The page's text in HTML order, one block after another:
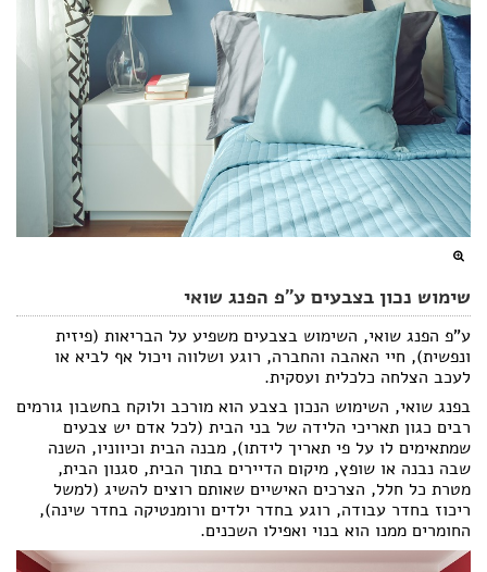
שימוש נכון בצבעים ע"פ הפנג שואי
ע"פ הפנג שואי, השימוש בצבעים משפיע על הבריאות (פיזית
ונפשית), חיי האהבה והחברה, רוגע ושלווה ויכול אף לביא או
לעכב הצלחה כלכלית ועסקית.
בפנג שואי, השימוש הנכון בצבע הוא מורכב ולוקח בחשבון גורמים
רבים כגון תאריכי הלידה של בני הבית (לכל אדם יש צבעים
שמתאימים לו על פי תאריך לידתו), מבנה הבית וכיווניו, השנה
שבה נבנה או שופץ, מיקום הדיירים בתוך הבית, סגנון הבית,
מטרת כל חלל, הצרכים האישיים שאותם רוצים להשיג (למשל
ריכוז בחדר עבודה, רוגע בחדר ילדים ורומנטיקה בחדר שינה),
החומרים ממנו הוא בנוי ואפילו השכנים.